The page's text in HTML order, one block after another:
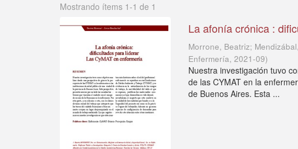
Mostrando ítems 1-1 de 1
La afonía crónica :
Morrone, Beatriz;
Enfermería,2021-09)
Nuestra investigación tuvo
de las CYMAT en la
de Buenos Aires. Esta ...